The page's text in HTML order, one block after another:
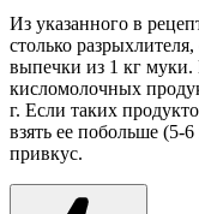
Из указанного в
столько
выпечки из 1 кг муки.
кисломолочных
г. Если таких
взять ее побольше (5-
привкус.